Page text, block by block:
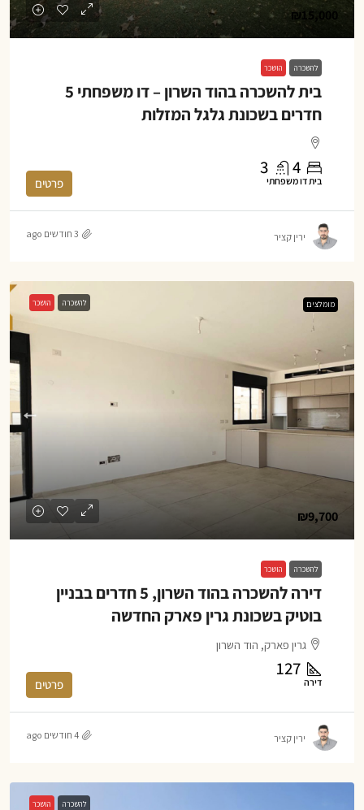
₪15,000
להשכרה הושכר
בית להשכרה בהוד השרון – דו משפחתי 5
חדרים בשכונת גלגל המזלות
4
3
בית דו משפחתי פרטים
ירין קציר 3 חודשים ago
מומלצים להשכרה הושכר
₪9,700
להשכרה הושכר
דירה להשכרה בהוד השרון, 5 חדרים בבניין
בוטיק בשכונת גרין פארק החדשה
גרין פארק, הוד השרון
127
דירה פרטים
ירין קציר 4 חודשים ago
להשכרה הושכר